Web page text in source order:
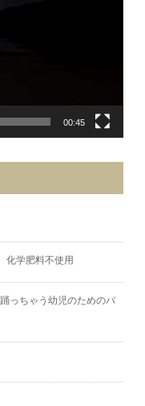
00:45
化学肥料不使用
っちゃう幼児のためのバ